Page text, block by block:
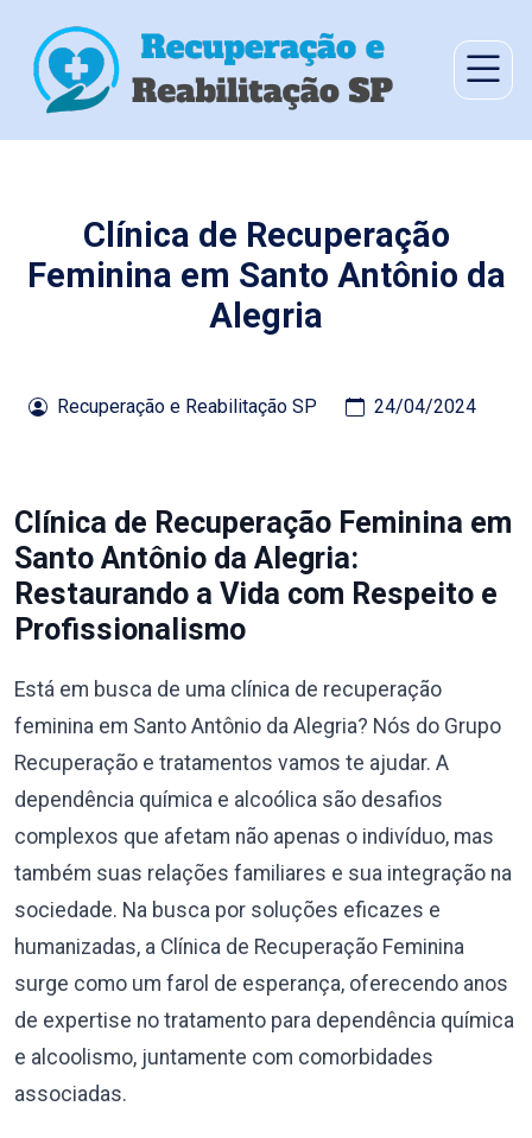
Clínica de Recuperação
Feminina em Santo Antônio da
Alegria
Recuperação e Reabilitação SP 24/04/2024
Clínica de Recuperação Feminina em
Santo Antônio da Alegria:
Restaurando a Vida com Respeito e
Profissionalismo
Está em busca de uma clínica de recuperação
feminina em Santo Antônio da Alegria? Nós do Grupo
Recuperação e tratamentos vamos te ajudar. A
dependência química e alcoólica são desafios
complexos que afetam não apenas o indivíduo, mas
também suas relações familiares e sua integração na
sociedade. Na busca por soluções eficazes e
humanizadas, a Clínica de Recuperação Feminina
surge como um farol de esperança, oferecendo anos
de expertise no tratamento para dependência química
e alcoolismo, juntamente com comorbidades
associadas.